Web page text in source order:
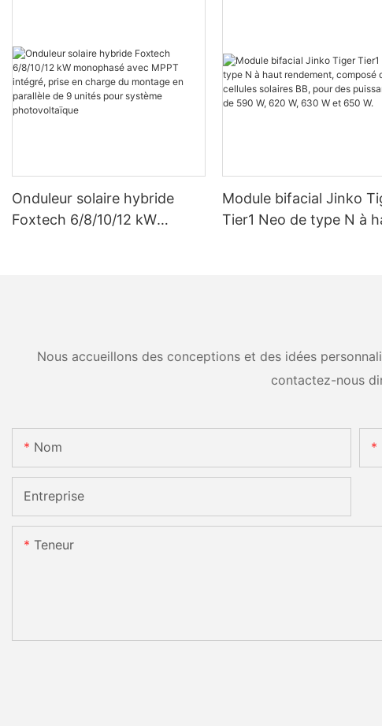
Onduleur solaire hybride
Foxtech 6/8/10/12 kW
Module bifacial Jinko
Tier1 Neo de type N à
Nous accueillons des conceptions et des idées
contactez-nous
Nom
Entreprise
Teneur